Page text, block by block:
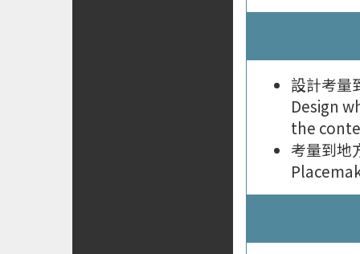
設計考量
Design
the
考量到地